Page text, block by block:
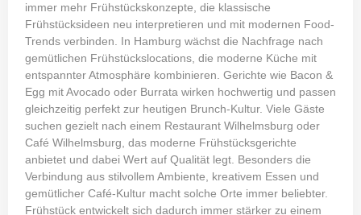
immer mehr Frühstückskonzepte, die klassische
Frühstücksideen neu interpretieren und mit modernen Food-
Trends verbinden. In Hamburg wächst die Nachfrage nach
gemütlichen Frühstückslocations, die moderne Küche mit
entspannter Atmosphäre kombinieren. Gerichte wie Bacon &
Egg mit Avocado oder Burrata wirken hochwertig und passen
gleichzeitig perfekt zur heutigen Brunch-Kultur. Viele Gäste
suchen gezielt nach einem Restaurant Wilhelmsburg oder
Café Wilhelmsburg, das moderne Frühstücksgerichte
anbietet und dabei Wert auf Qualität legt. Besonders die
Verbindung aus stilvollem Ambiente, kreativem Essen und
gemütlicher Café-Kultur macht solche Orte immer beliebter.
Frühstück entwickelt sich dadurch immer stärker zu einem